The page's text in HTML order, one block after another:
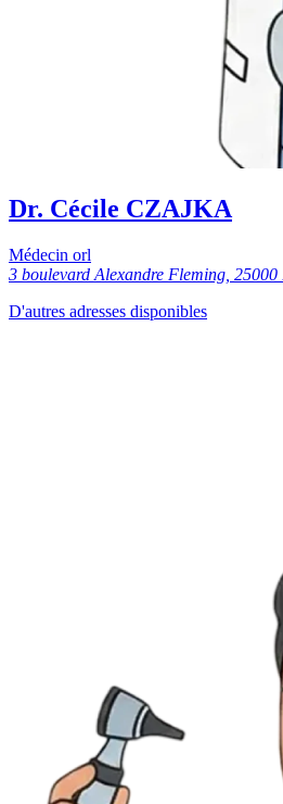
Dr. Cécile CZAJKA
Médecin orl
3 boulevard Alexandre Fleming,
D'autres adresses disponibles